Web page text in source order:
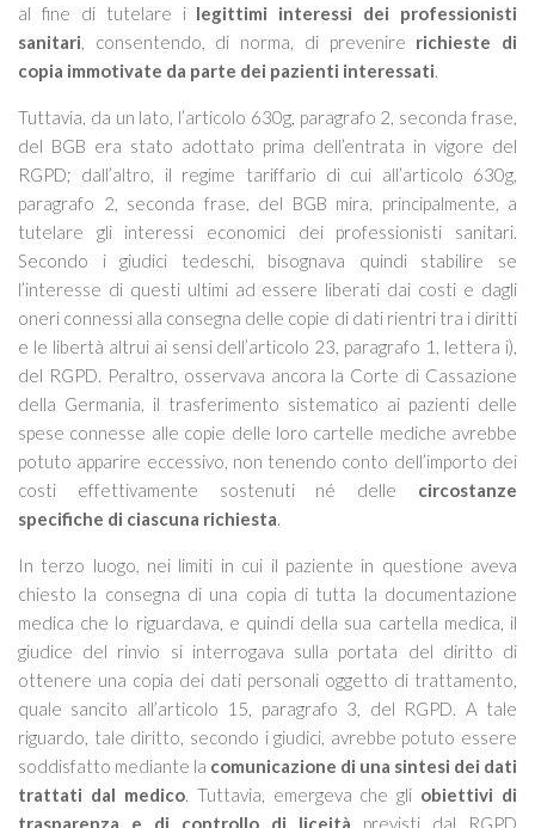
al fine di tutelare i legittimi interessi dei professionisti
sanitari, consentendo, di norma, di prevenire richieste di
copia immotivate da parte dei pazienti interessati.
Tuttavia, da un lato, l’articolo 630g, paragrafo 2, seconda frase,
del BGB era stato adottato prima dell’entrata in vigore del
RGPD; dall’altro, il regime tariffario di cui all’articolo 630g,
paragrafo 2, seconda frase, del BGB mira, principalmente, a
tutelare gli interessi economici dei professionisti sanitari.
Secondo i giudici tedeschi, bisognava quindi stabilire se
l’interesse di questi ultimi ad essere liberati dai costi e dagli
oneri connessi alla consegna delle copie di dati rientri tra i diritti
e le libertà altrui ai sensi dell’articolo 23, paragrafo 1, lettera i),
del RGPD. Peraltro, osservava ancora la Corte di Cassazione
della Germania, il trasferimento sistematico ai pazienti delle
spese connesse alle copie delle loro cartelle mediche avrebbe
potuto apparire eccessivo, non tenendo conto dell’importo dei
costi effettivamente sostenuti né delle circostanze
specifiche di ciascuna richiesta.
In terzo luogo, nei limiti in cui il paziente in questione aveva
chiesto la consegna di una copia di tutta la documentazione
medica che lo riguardava, e quindi della sua cartella medica, il
giudice del rinvio si interrogava sulla portata del diritto di
ottenere una copia dei dati personali oggetto di trattamento,
quale sancito all’articolo 15, paragrafo 3, del RGPD. A tale
riguardo, tale diritto, secondo i giudici, avrebbe potuto essere
soddisfatto mediante la comunicazione di una sintesi dei dati
trattati dal medico. Tuttavia, emergeva che gli obiettivi di
trasparenza e di controllo di liceità previsti dal RGPD